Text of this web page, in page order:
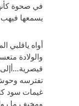
في صحوة
يسمعها
أواه ياقلبي
والولادة
تفترسه
غيمات سود
ومخيف ما